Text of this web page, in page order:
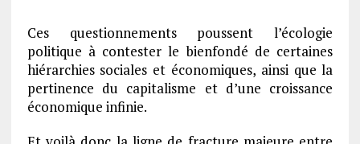
Ces questionnements poussent l’écologie
politique à contester le bienfondé de certaines
hiérarchies sociales et économiques, ainsi que la
pertinence du capitalisme et d’une croissance
économique infinie.